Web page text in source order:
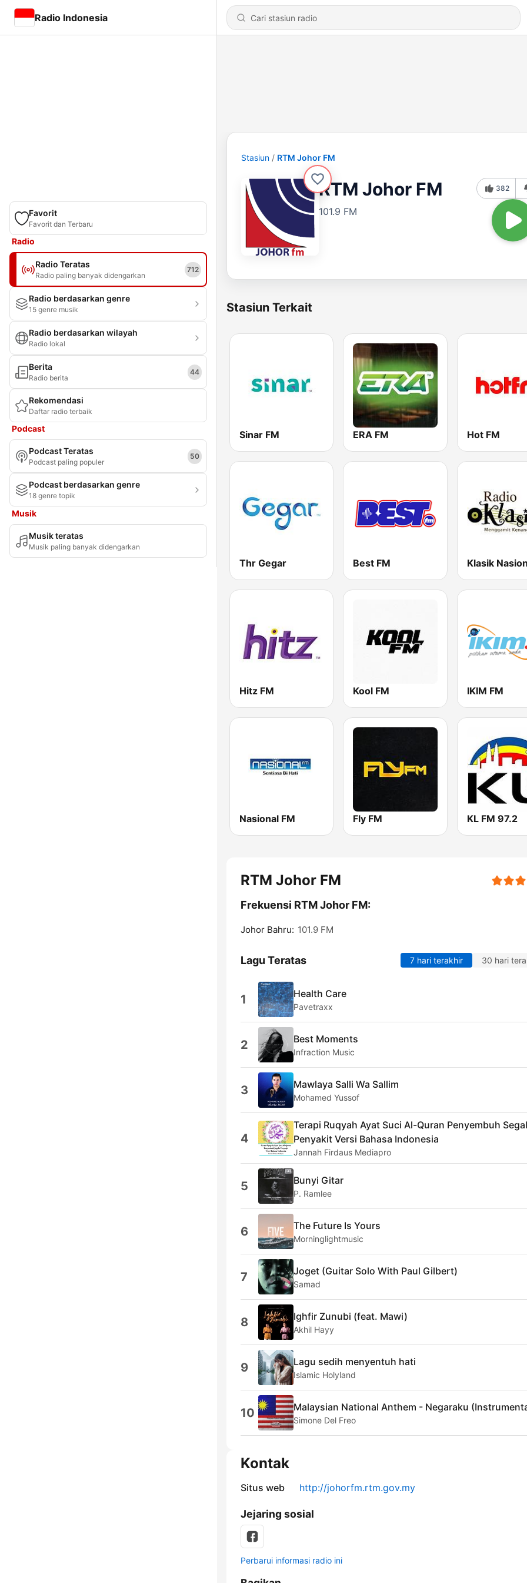
Radio Indonesia
Favorit
Favorit dan Terbaru
Radio
Radio Teratas
Radio paling banyak didengarkan
712
Radio berdasarkan genre
15 genre musik
Radio berdasarkan wilayah
Radio lokal
Berita
Radio berita
44
Rekomendasi
Daftar radio terbaik
Podcast
Podcast Teratas
Podcast paling populer
50
Podcast berdasarkan genre
18 genre topik
Musik
Musik teratas
Musik paling banyak didengarkan
Stasiun RTM Johor FM
RTM Johor FM
101.9 FM
382
Stasiun Terkait
Sinar FM ERA FM Hot FM
Thr Gegar Best FM
Hitz FM Kool FM IKIM FM
Nasional FM Fly FM KL FM 97.2
RTM Johor FM
Frekuensi RTM Johor FM:
Johor Bahru: 101.9 FM
Lagu Teratas 7 hari terakhir 30 hari
1 Health Care
Pavetraxx
2 Best Moments
Infraction Music
3 Mawlaya Salli Wa Sallim
Mohamed Yussof
4
Terapi Ruqyah Ayat Suci Al-Quran Penyembuh
Penyakit Versi Bahasa Indonesia
Jannah Firdaus Mediapro
5 Bunyi Gitar
P. Ramlee
6 The Future Is Yours
Morninglightmusic
7 Joget (Guitar Solo With Paul Gilbert)
Samad
8 Ighfir Zunubi (feat. Mawi)
Akhil Hayy
9 Lagu sedih menyentuh hati
Islamic Holyland
10 Malaysian National Anthem - Negaraku
Simone Del Freo
Kontak
Situs web http://johorfm.rtm.gov.my
Jejaring sosial
Perbarui informasi radio ini